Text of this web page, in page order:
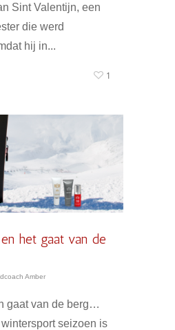
Sint Valentijn, een
die werd
hij in...
1
het gaat van de
Amber
gaat van de berg…
seizoen is